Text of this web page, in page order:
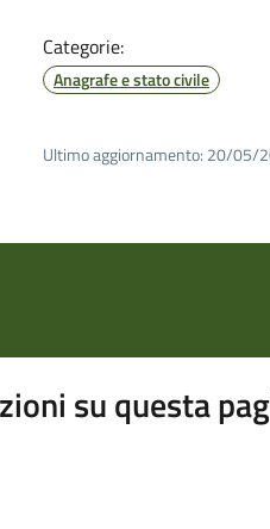
Categorie:
Anagrafe e stato civile
Ultimo aggiornamento: 20/05/
su questa